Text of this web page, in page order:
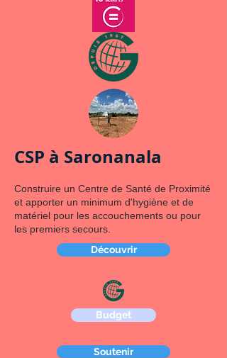
CSP à Saronanala
Construire un Centre de Santé de Proximité
et apporter un minimum d'hygiène et de
matériel pour les accouchements ou pour
les premiers secours.
Découvrir
Budget
Soutenir